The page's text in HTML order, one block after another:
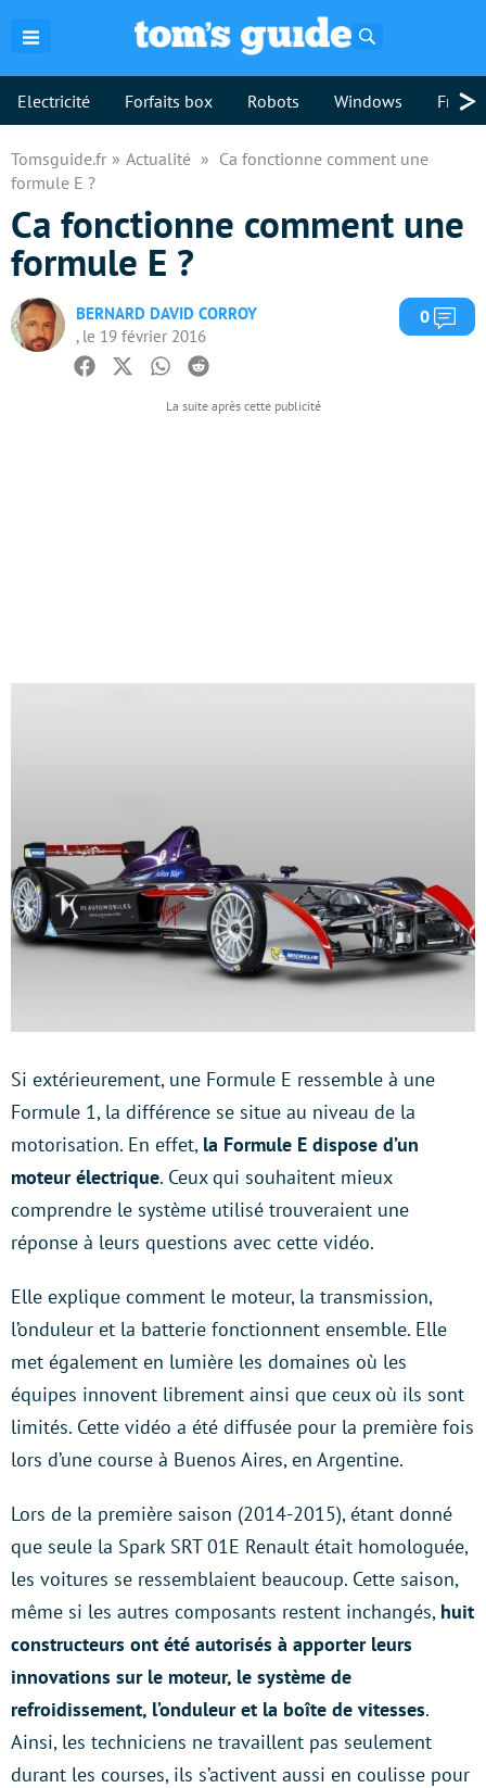
Electricité Forfaits box Robots Windows >
Tomsguide.fr Actualité
Ca fonctionne comment une
formule E ?
Ca fonctionne comment une
formule E ?
BERNARD DAVID CORROY
, le 19 février 2016
0
Facebook
TwitterWhatsapp
Reddit
Si extérieurement, une Formule E ressemble à une
Formule 1, la différence se situe au niveau de la
motorisation. En effet, la Formule E dispose d’un
moteur électrique. Ceux qui souhaitent mieux
comprendre le système utilisé trouveraient une
réponse à leurs questions avec cette vidéo.
Elle explique comment le moteur, la transmission,
l’onduleur et la batterie fonctionnent ensemble. Elle
met également en lumière les domaines où les
équipes innovent librement ainsi que ceux où ils sont
limités. Cette vidéo a été diffusée pour la première fois
lors d’une course à Buenos Aires, en Argentine.
Lors de la première saison (2014-2015), étant donné
que seule la Spark SRT 01E Renault était homologuée,
les voitures se ressemblaient beaucoup. Cette saison,
même si les autres composants restent inchangés, huit
constructeurs ont été autorisés à apporter leurs
innovations sur le moteur, le système de
refroidissement, l’onduleur et la boîte de vitesses.
Ainsi, les techniciens ne travaillent pas seulement
durant les courses, ils s’activent aussi en coulisse pour